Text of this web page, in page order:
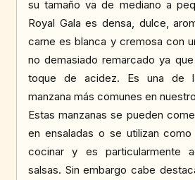
su tamaño va de mediano a
Royal Gala es densa, dulce,
carne es blanca y cremosa con
no demasiado remarcado ya
toque de acidez. Es una de
manzana más comunes en
Estas manzanas se pueden
en ensaladas o se utilizan como
cocinar y es particularmente
salsas. Sin embargo cabe